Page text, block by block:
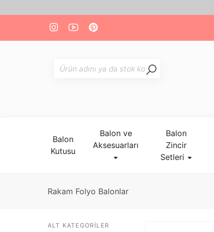
Balon
Kutusu
Balon ve
Aksesuarları
Balon
Zincir
Setleri
Rakam Folyo Balonlar
ALT KATEGORILER